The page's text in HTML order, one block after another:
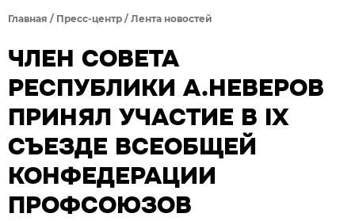
Главная / Пресс-центр / Лента новостей
ЧЛЕН СОВЕТА
РЕСПУБЛИКИ А.НЕВЕРОВ
ПРИНЯЛ УЧАСТИЕ В IХ
СЪЕЗДЕ ВСЕОБЩЕЙ
КОНФЕДЕРАЦИИ
ПРОФСОЮЗОВ